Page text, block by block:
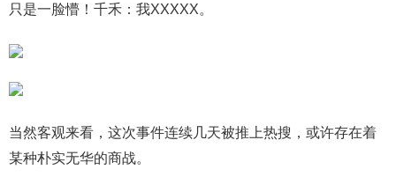
只是一脸懵！千禾：我XXXXX。
当然客观来看，这次事件连续几天被推上热搜，或许存在着
某种朴实无华的商战。